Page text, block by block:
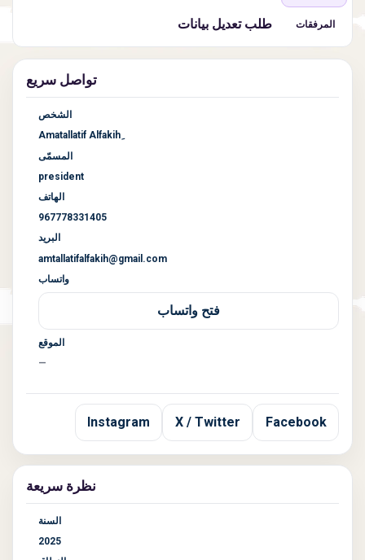
المرفقات طلب تعديل بيانات
تواصل سريع
الشخص
المسمّى
president
الهاتف
967778331405
البريد
amtallatifalfakih@gmail.com
واتساب
فتح واتساب
الموقع
—
Facebook
X / Twitter
Instagram
نظرة سريعة
السنة
2025